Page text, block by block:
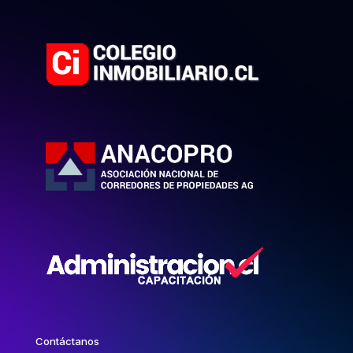
Contáctanos